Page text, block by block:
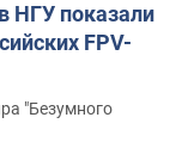
НГУ показали
FPV-
"Безумного